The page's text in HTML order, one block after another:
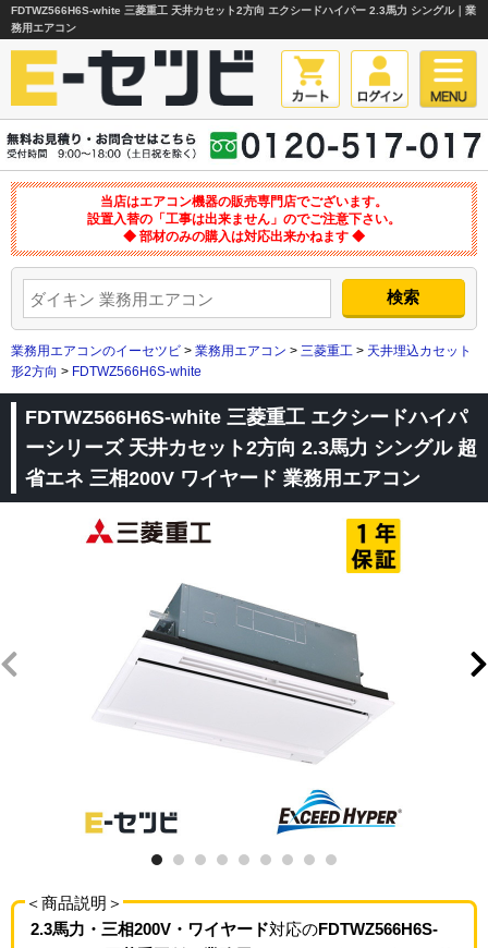
FDTWZ566H6S-white 三菱重工 天井カセット2方向 エクシードハイパー 2.3馬力 シングル｜業
務用エアコン
当店はエアコン機器の販売専門店でございます。
設置入替の「工事は出来ません」のでご注意下さい。
◆ 部材のみの購入は対応出来かねます ◆
業務用エアコンのイーセツビ > 業務用エアコン > 三菱重工 > 天井埋込カセット
形2方向 > FDTWZ566H6S-white
FDTWZ566H6S-white 三菱重工 エクシードハイパ
ーシリーズ 天井カセット2方向 2.3馬力 シングル 超
省エネ 三相200V ワイヤード 業務用エアコン
＜商品説明＞
2.3馬力・三相200V・ワイヤード対応のFDTWZ566H6S-